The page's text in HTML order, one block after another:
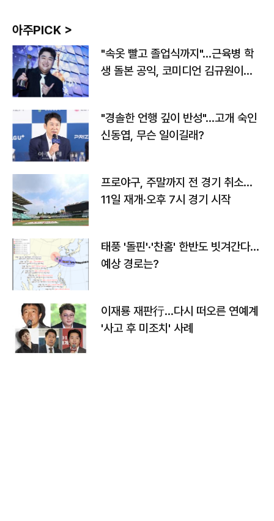
아주PICK >
"속옷 빨고 졸업식까지"…근육병 학
생 돌본 공익, 코미디언 김규원이었
"경솔한 언행 깊이 반성"…고개 숙인
신동엽, 무슨 일이길래?
프로야구, 주말까지 전 경기 취소…
11일 재개·오후 7시 경기 시작
태풍 '돌핀'·'찬홈' 한반도 빗겨간다…
예상 경로는?
이재룡 재판行…다시 떠오른 연예계
'사고 후 미조치' 사례